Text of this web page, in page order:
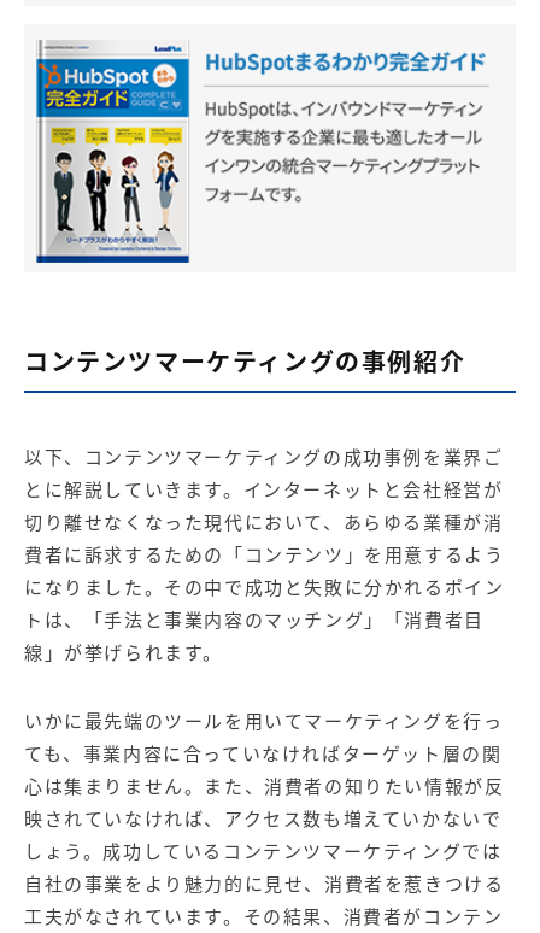
コンテンツマーケティングの事例紹介
以下、コンテンツマーケティングの成功事例を業界ご
とに解説していきます。インターネットと会社経営が
切り離せなくなった現代において、あらゆる業種が消
費者に訴求するための「コンテンツ」を用意するよう
になりました。その中で成功と失敗に分かれるポイン
トは、「手法と事業内容のマッチング」「消費者目
線」が挙げられます。
いかに最先端のツールを用いてマーケティングを行っ
ても、事業内容に合っていなければターゲット層の関
心は集まりません。また、消費者の知りたい情報が反
映されていなければ、アクセス数も増えていかないで
しょう。成功しているコンテンツマーケティングでは
自社の事業をより魅力的に見せ、消費者を惹きつける
工夫がなされています。その結果、消費者がコンテン